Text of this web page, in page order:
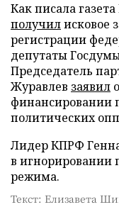
Как писала
получилисковое
регистрации
депутаты
Председатель
Журавлев заявил
финансировании
политических
Лидер КПРФ
в игнорировании
режима.
Текст: Елизавета